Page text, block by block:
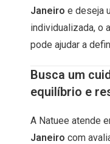
Janeiro e deseja
individualizada, o
pode ajudar a
Busca um
equilíbrio e
A Natuee atende
Janeiro com